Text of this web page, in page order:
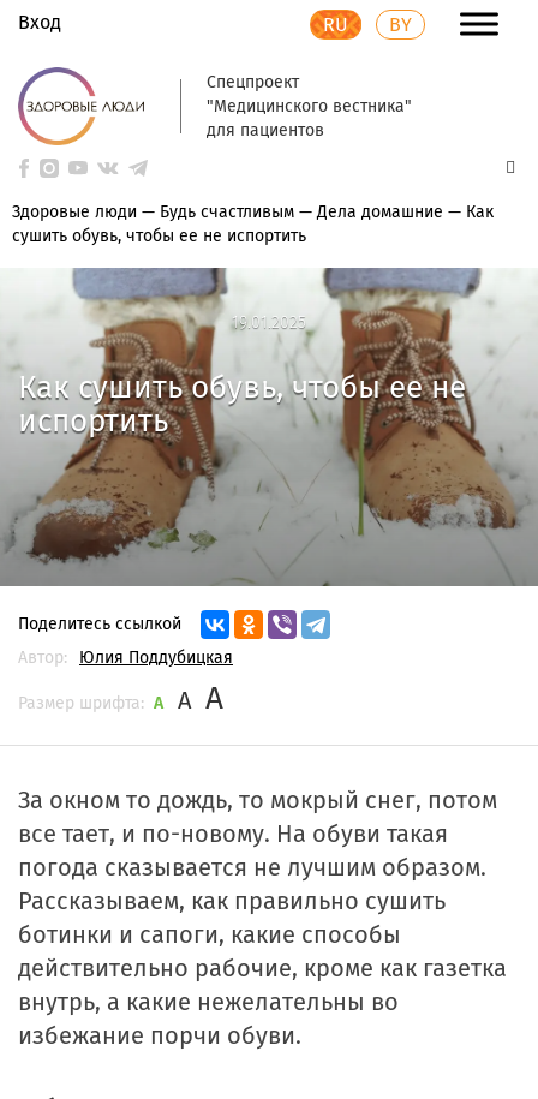
Вход RU BY
Спецпроект
"Медицинского вестника"
для пациентов
Здоровые люди — Будь счастливым —Дела домашние — Как
сушить обувь, чтобы ее не испортить
19.01.2025
19.01.2025
Как сушить обувь, чтобы ее не
испортить
Поделитесь ссылкой
Автор:
Юлия Поддубицкая
Размер шрифта: A A A
За окном то дождь, то мокрый снег, потом
все тает, и по-новому. На обуви такая
погода сказывается не лучшим образом.
Рассказываем, как правильно сушить
ботинки и сапоги, какие способы
действительно рабочие, кроме как газетка
внутрь, а какие нежелательны во
избежание порчи обуви.